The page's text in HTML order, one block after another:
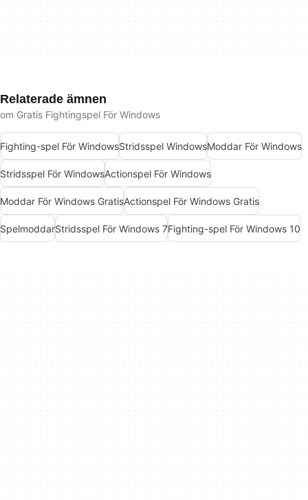
Relaterade ämnen
om Gratis Fightingspel För Windows
Fighting-spel För WindowsStridsspel WindowsModdar För Windows
Stridsspel För WindowsActionspel För Windows
Moddar För Windows GratisActionspel För Windows Gratis
SpelmoddarStridsspel För Windows 7Fighting-spel För Windows 10